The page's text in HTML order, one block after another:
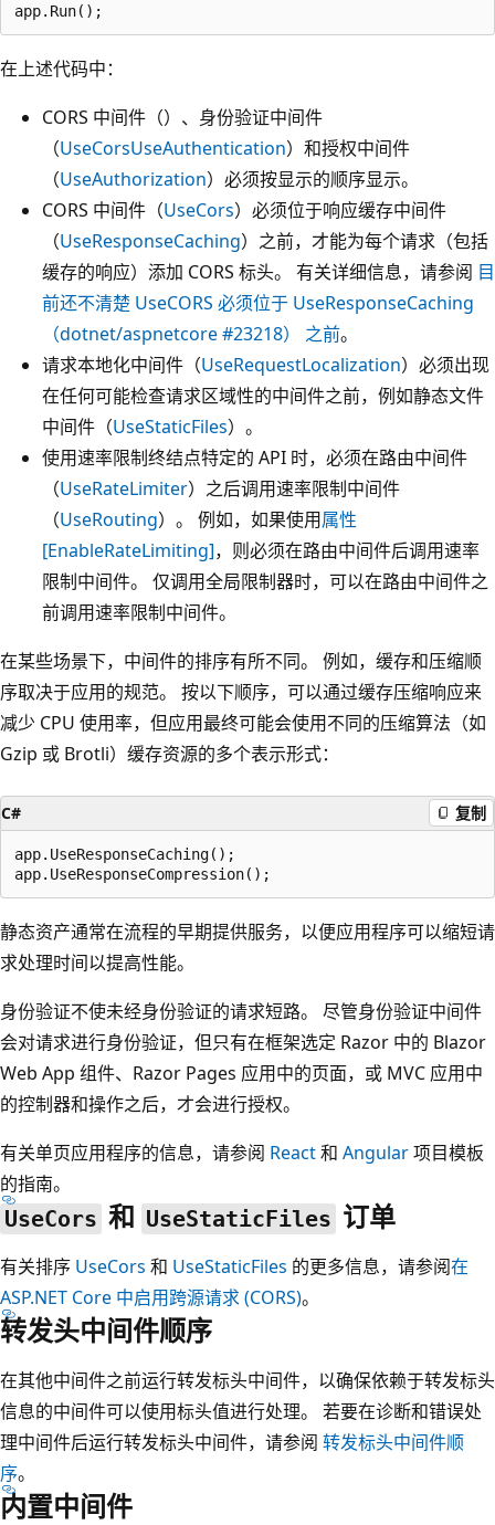
在上述代码中：
CORS 中间件（）、身份验证中间件
（UseCorsUseAuthentication）和授权中间件
（UseAuthorization）必须按显示的顺序显示。
CORS 中间件（UseCors）必须位于响应缓存中间件
（UseResponseCaching）之前，才能为每个请求（包括
缓存的响应）添加 CORS 标头。 有关详细信息，请参阅 目
前还不清楚 UseCORS 必须位于 UseResponseCaching
（dotnet/aspnetcore#23218） 之前。
请求本地化中间件（UseRequestLocalization）必须出现
在任何可能检查请求区域性的中间件之前，例如静态文件
中间件（UseStaticFiles）。
使用速率限制终结点特定的 API 时，必须在路由中间件
（UseRateLimiter）之后调用速率限制中间件
（UseRouting）。 例如，如果使用属性
[EnableRateLimiting]，则必须在路由中间件后调用速率
限制中间件。 仅调用全局限制器时，可以在路由中间件之
前调用速率限制中间件。
在某些场景下，中间件的排序有所不同。 例如，缓存和压缩顺
序取决于应用的规范。 按以下顺序，可以通过缓存压缩响应来
减少 CPU 使用率，但应用最终可能会使用不同的压缩算法（如
Gzip 或 Brotli）缓存资源的多个表示形式：
C# 复制
app.UseResponseCaching();
静态资产通常在流程的早期提供服务，以便应用程序可以缩短请
求处理时间以提高性能。
身份验证不使未经身份验证的请求短路。 尽管身份验证中间件
会对请求进行身份验证，但只有在框架选定 Razor 中的 Blazor
Web App 组件、Razor Pages 应用中的页面，或 MVC 应用中
的控制器和操作之后，才会进行授权。
有关单页应用程序的信息，请参阅 React和 Angular项目模板
的指南。
UseCors 和 UseStaticFiles 订单
有关排序 UseCors 和 UseStaticFiles 的更多信息，请参阅在
ASP.NET Core 中启用跨源请求 (CORS)。
转发头中间件顺序
在其他中间件之前运行转发标头中间件，以确保依赖于转发标头
信息的中间件可以使用标头值进行处理。 若要在诊断和错误处
理中间件后运行转发标头中间件，请参阅 转发标头中间件顺
序。
内置中间件